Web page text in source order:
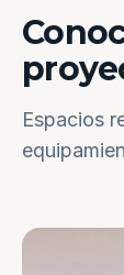
Espacios